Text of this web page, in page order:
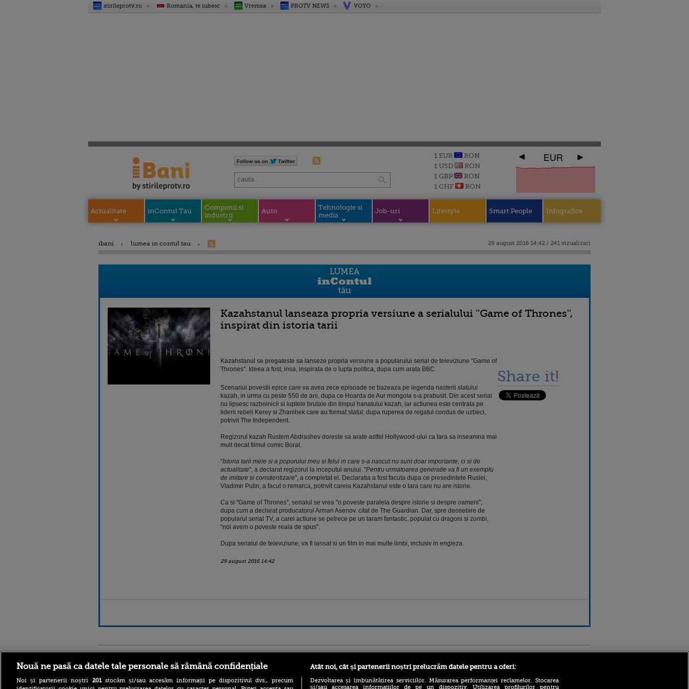
stirileprotv.ro Romania, te iubesc Vremea PROTV NEWS VOYO
1 EUR
RON
1 USD
RON
1 GBP
RON
1 CHF
RON
EUR
Actualitate inContul Tau
Companii si
industrii
Auto
Tehnologie si
media
Job-uri Lifestyle Smart People Infografice
ibani lumea in contul tau 29 august 2016 14:42 / 241 vizualizari
Kazahstanul lanseaza propria versiune a serialului ''Game of Thrones'',
inspirat din istoria tarii
Kazahstanul se pregateste sa lanseze propria versiune a popularului serial de televiziune ''Game of
Thrones''. Ideea a fost, insa, inspirata de o lupta politica, dupa cum arata BBC.
Scenariul povestii epice care va avea zece episoade se bazeaza pe legenda nasterii statului
kazah, in urma cu peste 550 de ani, dupa ce Hoarda de Aur mongola s-a prabusit. Din acest serial
nu lipsesc razboinicii si luptele brutale din timpul hanatului kazah, iar actiunea este centrata pe
liderii rebeli Kerey si Zhanibek care au format statul, dupa ruperea de regatul condus de uzbeci,
potrivit The Independent.
Regizorul kazah Rustem Abdrashev doreste sa arate astfel Hollywood-ului ca tara sa inseamna mai
mult decat filmul comic Borat.
''Istoria tarii mele si a poporului meu si felul in care s-a nascut nu sunt doar importante, ci si de
actualitate'', a declarat regizorul la inceputul anului. ''Pentru urmatoarea generatie va fi un exemplu
de imitare si constientizare'', a completat el. Declaratia a fost facuta dupa ce presedintele Rusiei,
Vladimir Putin, a facut o remarca, potrivit careia Kazahstanul este o tara care nu are istorie.
Ca si ''Game of Thrones'', serialul se vrea ''o poveste paralela despre istorie si despre oameni'',
dupa cum a declarat producatorul Arman Asenov. citat de The Guardian. Dar, spre deosebire de
popularul serial TV, a carei actiune se petrece pe un taram fantastic, populat cu dragoni si zombi,
''noi avem o poveste reala de spus''.
Dupa serialul de televiziune, va fi lansat si un film in mai multe limbi, inclusiv in engleza.
29 august 2016 14:42
Share it!
Nouă ne pasă ca datele tale personale să rămână confidențiale
Noi și partenerii noștri 201stocăm și/sau accesăm informații pe dispozitivul dvs., precum
Atât noi, cât și partenerii noștri prelucrăm datele pentru a oferi:
Dezvoltarea și îmbunătățirea serviciilor. Măsurarea performanței reclamelor. Stocarea
și/sau accesarea informațiilor de pe un dispozitiv. Utilizarea profilurilor pentru